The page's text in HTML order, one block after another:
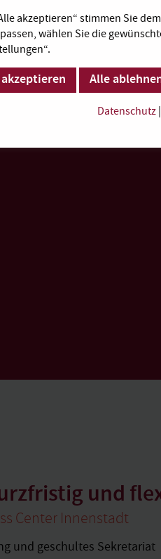
Ihnen kurzfristig
und
Center Innenstadt
und geschultes Sekretariat
akzeptieren“ stimmen Sie
wählen Sie die
Alle
Datenschutz |